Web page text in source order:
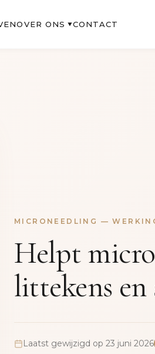
OVER ONS ▼CONTACT
MICRONEEDLING —
Helpt
littekens en
Laatst gewijzigd op 23 juni 2026